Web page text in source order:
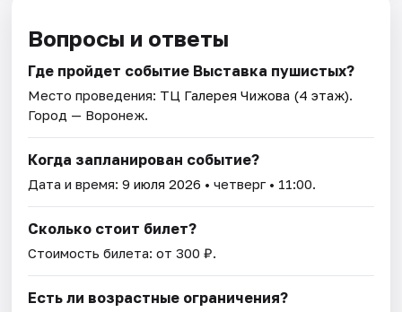
Вопросы и ответы
Где пройдет событие Выставка пушистых?
Место проведения: ТЦ Галерея Чижова (4 этаж).
Город — Воронеж.
Когда запланирован событие?
Дата и время:9 июля 2026 • четверг • 11:00.
Сколько стоит билет?
Стоимость билета: от 300 ₽.
Есть ли возрастные ограничения?